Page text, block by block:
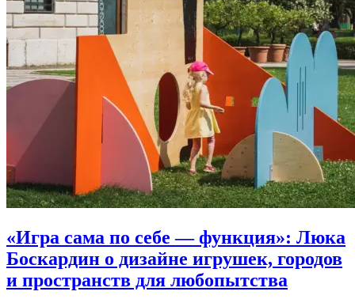
«Игра сама по себе — функция»: Люка
Боскардин о дизайне игрушек, городов
и пространств для любопытства